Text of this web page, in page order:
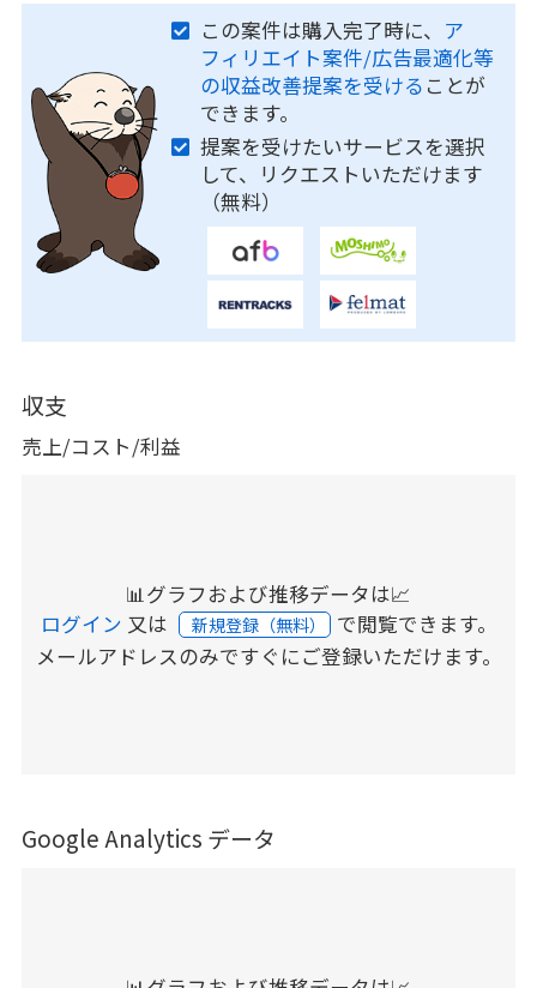
この案件は購入完了時に、 ア
フィリエイト案件/広告最適化等
の収益改善提案を受ける ことが
できます。
提案を受けたいサービスを選択
して、リクエストいただけます
（無料）
収支
売上/コスト/利益
📊グラフおよび推移データは📈
ログイン 又は 新規登録（無料） で閲覧できます。
メールアドレスのみですぐにご登録いただけます。
Google Analytics データ